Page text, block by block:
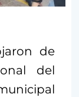
de
del